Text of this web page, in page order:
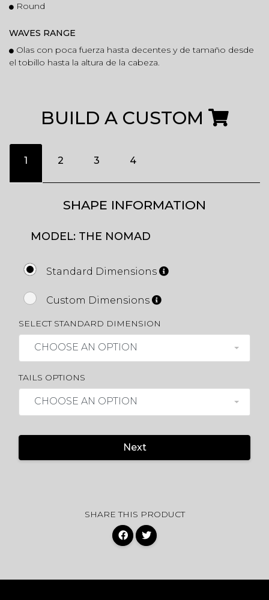
Round
WAVES RANGE
Olas con poca fuerza hasta decentes y de tamaño desde
el tobillo hasta la altura de la cabeza.
BUILD A CUSTOM
1 2 3 4
SHAPE INFORMATION
MODEL: THE NOMAD
Standard Dimensions
Custom Dimensions
SELECT STANDARD DIMENSION
CHOOSE AN OPTION
TAILS OPTIONS
CHOOSE AN OPTION
Next
SHARE THIS PRODUCT